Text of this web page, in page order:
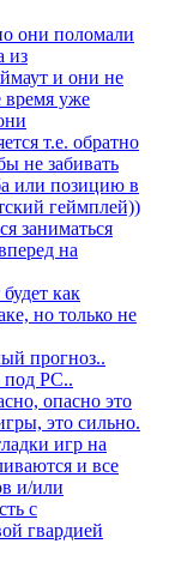
они поломали
из
и они не
время уже
т.е. обратно
не забивать
или позицию в
геймплей))
заниматься
на
как
но только не
прогноз..
под РС..
опасно это
это сильно.
игр на
и все
и/или
с
гвардией